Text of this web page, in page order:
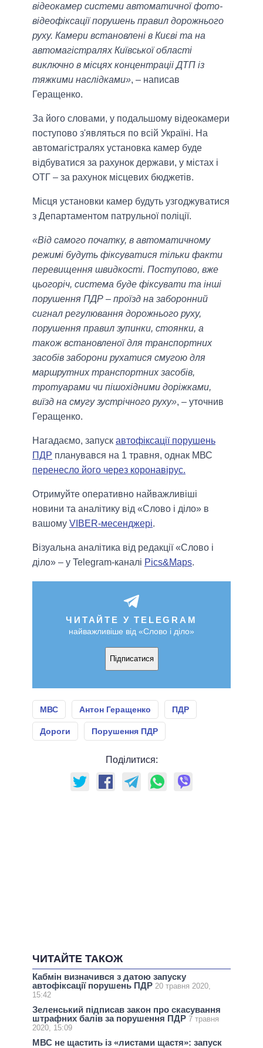
відеокамер системи автоматичної фото-
відеофіксації порушень правил дорожнього
руху. Камери встановлені в Києві та на
автомагістралях Київської області
виключно в місцях концентраціі ДТП із
тяжкими наслідками», – написав
Геращенко.
За його словами, у подальшому відеокамери
поступово з'являться по всій Україні. На
автомагістралях установка камер буде
відбуватися за рахунок держави, у містах і
ОТГ – за рахунок місцевих бюджетів.
Місця установки камер будуть узгоджуватися
з Департаментом патрульної поліції.
«Від самого початку, в автоматичному
режимі будуть фіксуватися тільки факти
перевищення швидкості. Поступово, вже
цьогоріч, система буде фіксувати та інші
порушення ПДР – проїзд на заборонний
сигнал регулювання дорожнього руху,
порушення правил зупинки, стоянки, а
також встановленої для транспортних
засобів заборони рухатися смугою для
маршрутних транспортних засобів,
тротуарами чи пішохідними доріжками,
виїзд на смугу зустрічного руху», – уточнив
Геращенко.
Нагадаємо, запуск автофіксації порушень
ПДР планувався на 1 травня, однак МВС
перенесло його через коронавірус.
Отримуйте оперативно найважливіші
новини та аналітику від «Слово і діло» в
вашому VIBER-месенджері.
Візуальна аналітика від редакції «Слово і
діло» – у Telegram-каналі Pics&Maps.
ЧИТАЙТЕ У TELEGRAM
найважливіше від «Слово і діло»
Підписатися
МВС Антон Геращенко ПДР
Дороги Порушення ПДР
Поділитися:
ЧИТАЙТЕ ТАКОЖ
Кабмін визначився з датою запуску
автофіксації порушень ПДР 20 травня 2020,
15:42
Зеленський підписав закон про скасування
штрафних балів за порушення ПДР 7 травня
2020, 15:09
МВС не щастить із «листами щастя»: запуск